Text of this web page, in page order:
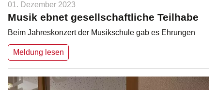
01. Dezember 2023
Musik ebnet gesellschaftliche Teilhabe
Beim Jahreskonzert der Musikschule gab es Ehrungen
Meldung lesen